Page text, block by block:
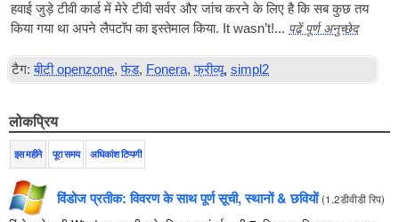
हवाई जुड़ेटीवीकार्ड में मेरेटीवीसर्वर और जांच करने के लिए है कि सब कुछ तय
किया गया था अपने लैपटॉप का इस्तेमाल किया. It was­n’t!... पढ़ें पूर्ण अनुच्छेद
टैग: बीटी openzone,फंड, Fonera,फ्रीव्यू,simpl2
लोकप्रिय
इस महीने पूरा समय अधिकांश टिप्पणी
विंडोज प्रतीक: विवरण के साथ पूर्ण सूची, स्थानों & छवियों (1.2डीवीडी रिप)